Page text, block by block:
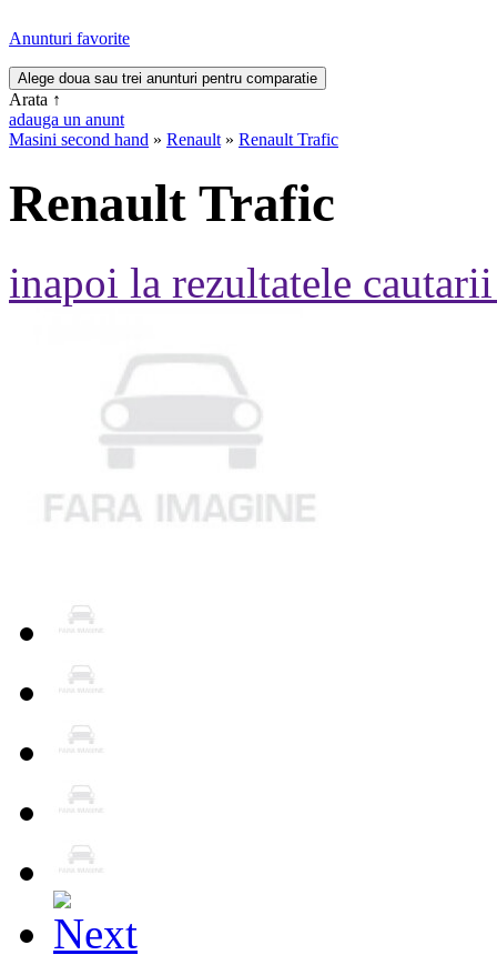
Anunturi favorite
Arata ↑
adauga un anunt
Masini second hand » Renault » Renault Trafic
Renault Trafic
inapoi la rezultatele